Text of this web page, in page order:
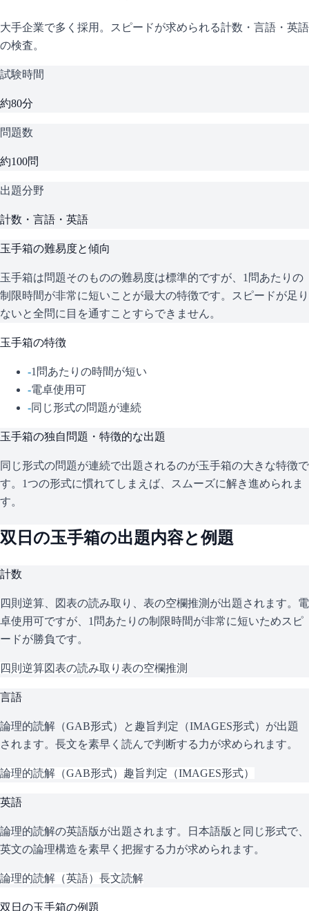
大手企業で多く採用。スピードが求められる計数・言語・英語
の検査。
試験時間
約80分
問題数
約100問
出題分野
計数・言語・英語
玉手箱の難易度と傾向
玉手箱は問題そのものの難易度は標準的ですが、1問あたりの
制限時間が非常に短いことが最大の特徴です。スピードが足り
ないと全問に目を通すことすらできません。
玉手箱の特徴
-1問あたりの時間が短い
-電卓使用可
-同じ形式の問題が連続
玉手箱の独自問題・特徴的な出題
同じ形式の問題が連続で出題されるのが玉手箱の大きな特徴で
す。1つの形式に慣れてしまえば、スムーズに解き進められま
す。
双日 の玉手箱の出題内容と例題
計数
四則逆算、図表の読み取り、表の空欄推測が出題されます。電
卓使用可ですが、1問あたりの制限時間が非常に短いためスピ
ードが勝負です。
四則逆算図表の読み取り 表の空欄推測
言語
論理的読解（GAB形式）と趣旨判定（IMAGES形式）が出題
されます。長文を素早く読んで判断する力が求められます。
論理的読解（GAB形式） 趣旨判定（IMAGES形式）
英語
論理的読解の英語版が出題されます。日本語版と同じ形式で、
英文の論理構造を素早く把握する力が求められます。
論理的読解（英語） 長文読解
双日 の玉手箱の例題